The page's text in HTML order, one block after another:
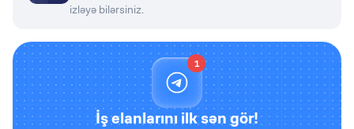
izləyə bilərsiniz.
1
İş elanlarını ilk sən gör!